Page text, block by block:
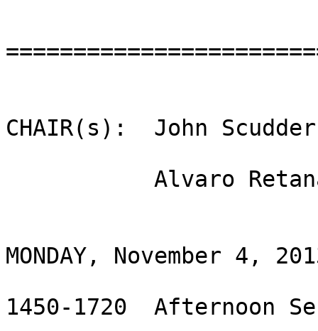
CHAIR(s):  John
Alvaro
MONDAY, November 4,
1450-1720  Afternoon